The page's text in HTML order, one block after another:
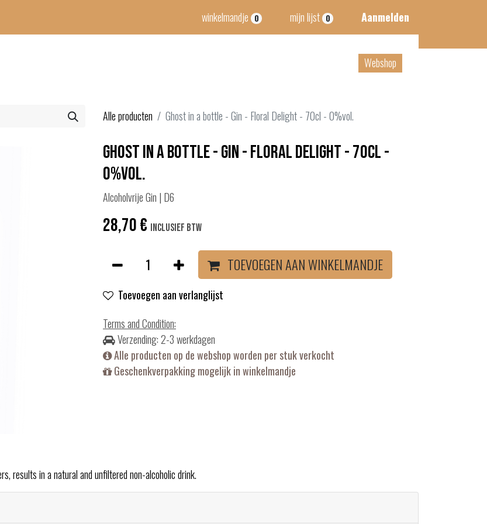
winkelmandje 0 mijn lijst 0 Aanmelden
Webshop
Alle producten Ghost in a bottle - Gin - Floral Delight - 70cl - 0%vol.
Ghost in a bottle - Gin - Floral Delight - 70cl -
0%vol.
Alcoholvrije Gin | D6
28,70€ Inclusief btw
TOEVOEGEN AAN WINKELMANDJE
Toevoegen aan verlanglijst
Terms and Condition:
Verzending: 2-3 werkdagen
Alle producten op de webshop worden per stuk verkocht
Geschenkverpakking mogelijk in winkelmandje
results in a natural and unfiltered non-alcoholic drink.